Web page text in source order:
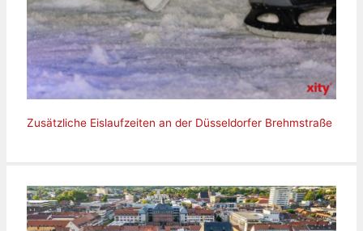
Zusätzliche Eislaufzeiten an der Düsseldorfer Brehmstraße